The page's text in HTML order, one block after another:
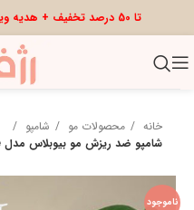
تا 50 درصد تخفیف + هدیه ویژه
خانه محصولات مو
شامپو
شامپو ضد ریزش مو بیوبلاس مدل Phytokeratine
ناموجود